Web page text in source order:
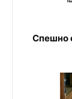
Спешно